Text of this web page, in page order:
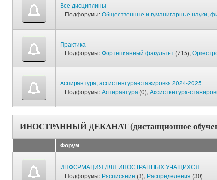
Все дисциплины
Подфорумы:Общественные и гуманитарные науки,
Практика
Подфорумы:Фортепианный факультет (715),
Аспирантура, ассистентура-стажировка 2024-2025
Подфорумы:Аспирантура (0), Ассистентура-
ИНОСТРАННЫЙ ДЕКАНАТ (дистанционное
Форум
ИНФОРМАЦИЯ ДЛЯ ИНОСТРАННЫХ УЧАЩИХСЯ
Подфорумы: Расписание (3), Распределения (30)